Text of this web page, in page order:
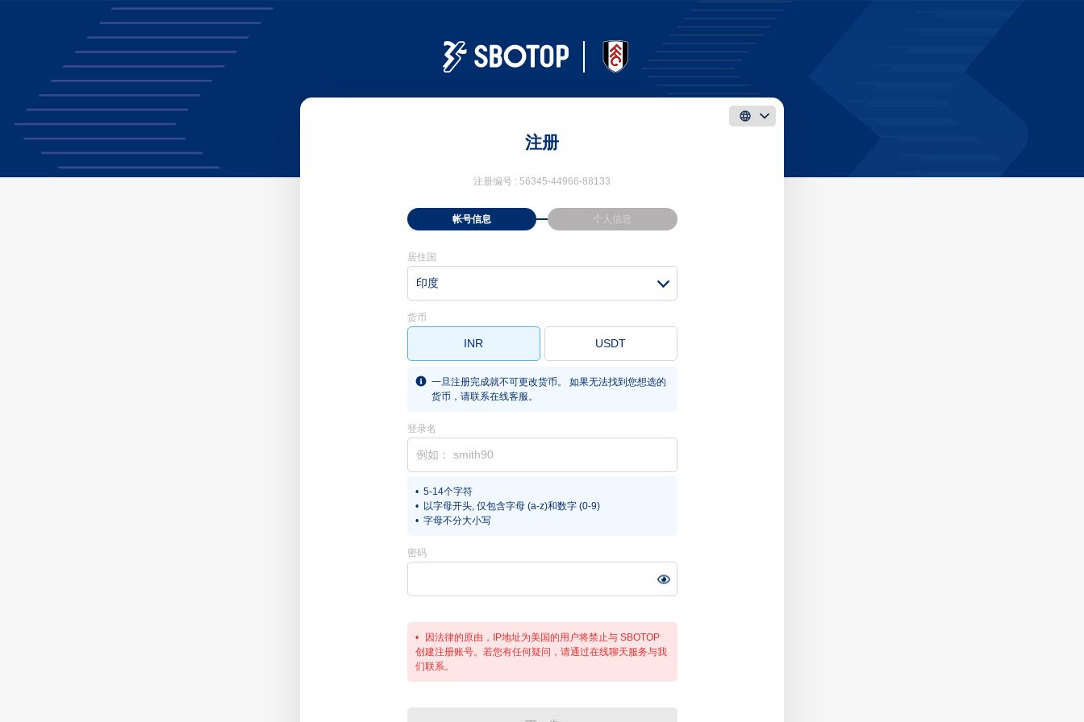
注册
注册编号 : 56345-44966-88133
帐号信息 个人信息
居住国
印度
货币
INR USDT
一旦注册完成就不可更改货币。 如果无法找到您想选的
货币，请联系在线客服。
登录名
5-14个字符
以字母开头, 仅包含字母 (a-z)和数字 (0-9)
字母不分大小写
密码
因法律的原由，IP地址为美国的用户将禁止与 SBOTOP
创建注册账号。若您有任何疑问，请通过在线聊天服务与我
们联系。